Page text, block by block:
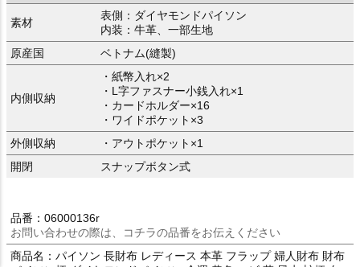
素材
表側：ダイヤモンドパイソン
内装：牛革、一部生地
原産国
ベトナム(縫製)
内側収納
・紙幣入れ×2
・L字ファスナー小銭入れ×1
・カードホルダー×16
・ワイドポケット×3
外側収納
・アウトポケット×1
開閉
スナップボタン式
品番：06000136r
お問い合わせの際は、コチラの品番をお伝えください
商品名：パイソン 長財布 レディース 本革 フラップ 婦人財布 財布